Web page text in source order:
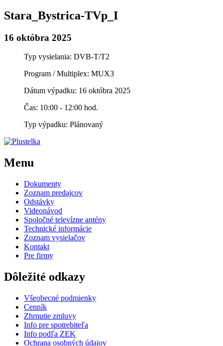
Stara_Bystrica-TVp_I
16 októbra 2025
Typ vysielania: DVB-T/T2
Program / Multiplex: MUX3
Dátum výpadku: 16 októbra 2025
Čas: 10:00 - 12:00 hod.
Typ výpadku: Plánovaný
Menu
Dokumenty
Zoznam predajcov
Odstávky
Videonávod
Spoločné televízne antény
Technické informácie
Zoznam vysielačov
Kontakt
Pre firmy
Dôležité odkazy
Všeobecné podmienky
Cenník
Zhrnutie zmluvy
Info pre spotrebiteľa
Info podľa ZEK
Ochrana osobných údajov